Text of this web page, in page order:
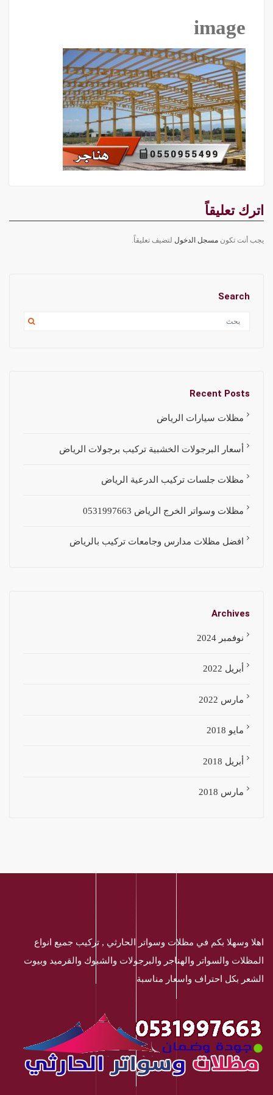
image
اترك تعليقاً
يجب أنت تكون مسجل الدخول لتضيف تعليقاً.
Search
Recent Posts
مظلات سيارات الرياض
أسعار البرجولات الخشبية تركيب برجولات الرياض
مظلات جلسات تركيب الدرعية الرياض
مظلات وسواتر الخرج الرياض 0531997663
افضل مظلات مدارس وجامعات تركيب بالرياض
Archives
نوفمبر 2024
أبريل 2022
مارس 2022
مايو 2018
أبريل 2018
مارس 2018
اهلا وسهلا بكم في مظلات وسواتر الحارثي , تركيب جميع انواع
المظلات والسواتر والهناجر والبرجولات والشبوك والقرميد وبيوت
الشعر بكل احتراف واسعار مناسبة